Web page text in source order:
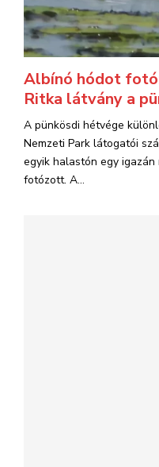
Albínó hódot
Ritka látvány a
A pünkösdi hétvége
Nemzeti Park látogatói
egyik halastón egy
fotózott. A...